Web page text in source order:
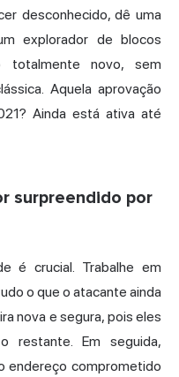
desconhecido, dê uma
explorador de blocos
totalmente novo, sem
Aquela aprovação
Ainda está ativa até
surpreendido por
é crucial. Trabalhe em
o que o atacante ainda
nova e segura, pois eles
restante. Em seguida,
endereço comprometido